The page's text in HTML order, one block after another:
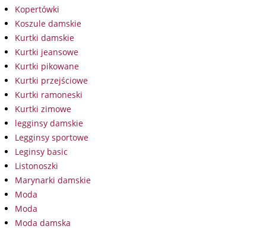
Kopertówki
Koszule damskie
Kurtki damskie
Kurtki jeansowe
Kurtki pikowane
Kurtki przejściowe
Kurtki ramoneski
Kurtki zimowe
legginsy damskie
Legginsy sportowe
Leginsy basic
Listonoszki
Marynarki damskie
Moda
Moda
Moda damska